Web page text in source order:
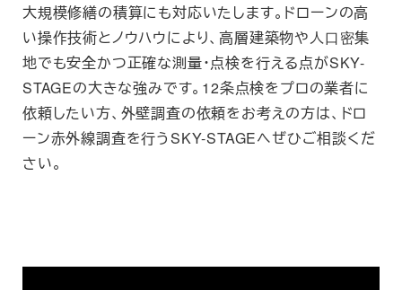
大規模修繕の積算にも対応いたします。ドローンの高
い操作技術とノウハウにより、高層建築物や人口密集
地でも安全かつ正確な測量・点検を行える点がSKY-
STAGEの大きな強みです。12条点検をプロの業者に
依頼したい方、外壁調査の依頼をお考えの方は、ドロ
ーン赤外線調査を行うSKY-STAGEへぜひご相談くだ
さい。